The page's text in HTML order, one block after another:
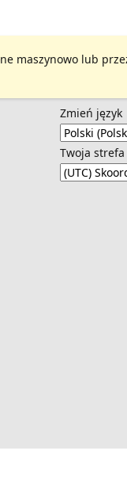
maszynowo lub
Zmień język
Twoja strefa